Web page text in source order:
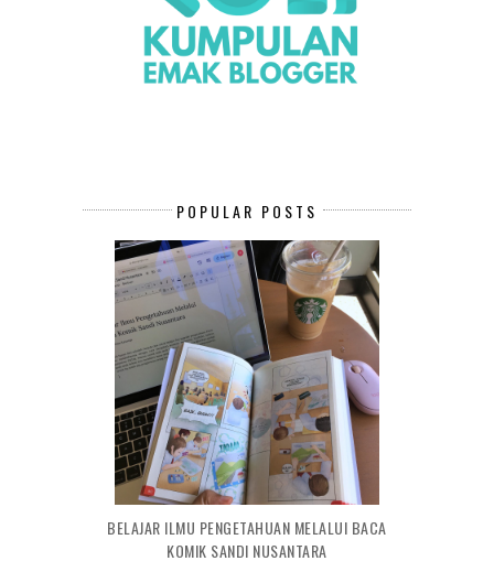
POPULAR POSTS
BELAJAR ILMU PENGETAHUAN MELALUI BACA
KOMIK SANDI NUSANTARA